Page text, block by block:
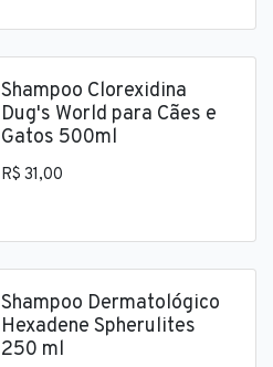
Shampoo Clorexidina
Dug's World para Cães e
Gatos 500ml
R$ 31,00
Shampoo Dermatológico
Hexadene Spherulites
250 ml